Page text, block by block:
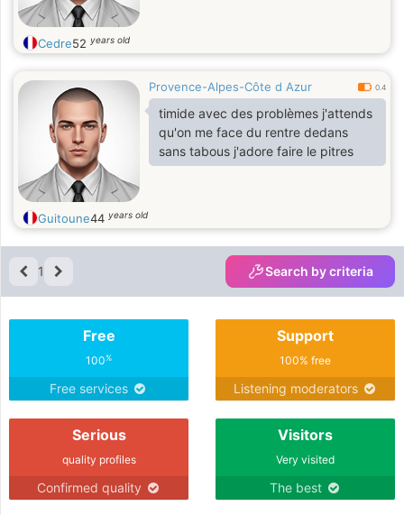
Cedre52 years old
Provence-Alpes-Côte d Azur 0.4
timide avec des problèmes j'attends
qu'on me face du rentre dedans
sans tabous j'adore faire le pitres
Guitoune44 years old
1 Search by criteria
Free
100%
Free services
Support
100% free
Listening moderators
Serious
quality profiles
Confirmed quality
Visitors
Very visited
The best